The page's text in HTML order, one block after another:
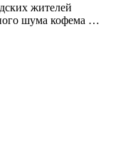
жителей
шума кофема …